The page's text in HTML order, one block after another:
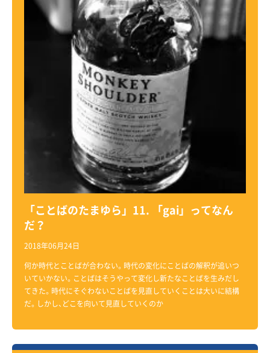
「ことばのたまゆら」11. 「gai」ってなん
だ？
2018年06月24日
何か時代とことばが合わない。時代の変化にことばの解釈が追いつ
いていかない。ことばはそうやって変化し新たなことばを生みだし
てきた。時代にそぐわないことばを見直していくことは大いに結構
だ。しかし、どこを向いて見直していくのか